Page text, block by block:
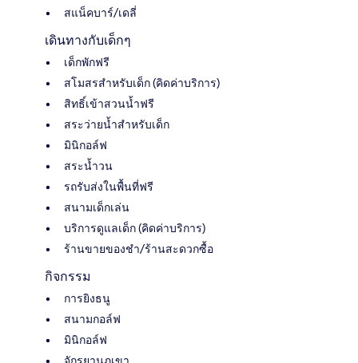
สแน็คบาร์/เดลี่
เดินทางกับเด็กๆ
เด็กพักฟรี
สโมสรสำหรับเด็ก (คิดค่าบริการ)
สิทธิ์เข้าสวนน้ำฟรี
สระว่ายน้ำสำหรับเด็ก
มินิกอล์ฟ
สระน้ำวน
รถรับส่งในพื้นที่ฟรี
สนามเด็กเล่น
บริการดูแลเด็ก (คิดค่าบริการ)
ร้านขายของชำ/ร้านสะดวกซื้อ
กิจกรรม
การยิงธนู
สนามกอล์ฟ
มินิกอล์ฟ